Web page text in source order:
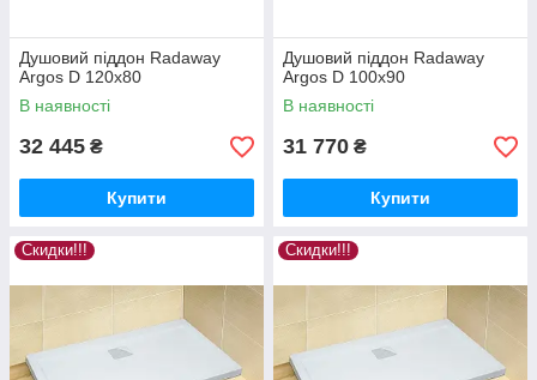
Душовий піддон Radaway
Argos D 120x80
В наявності
32 445 ₴
Купити
Душовий піддон Radaway
Argos D 100x90
В наявності
31 770 ₴
Купити
Скидки!!! Скидки!!!